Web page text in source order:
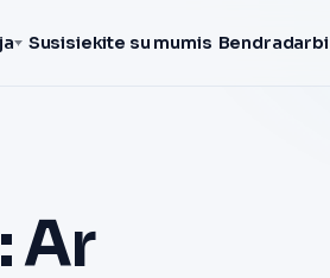
Susisiekite su mumis
Ar